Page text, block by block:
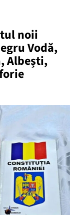
noii
Vodă,
Albești,